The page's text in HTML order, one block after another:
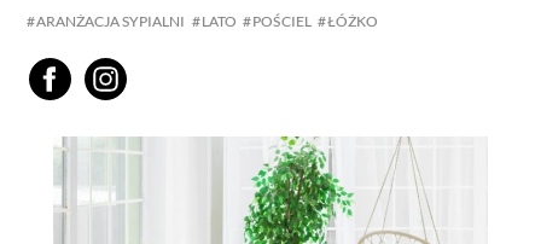
ARANŻACJA SYPIALNI LATO POŚCIEL ŁÓŻKO